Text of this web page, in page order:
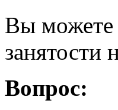
Вы можете
занятости
Вопрос: